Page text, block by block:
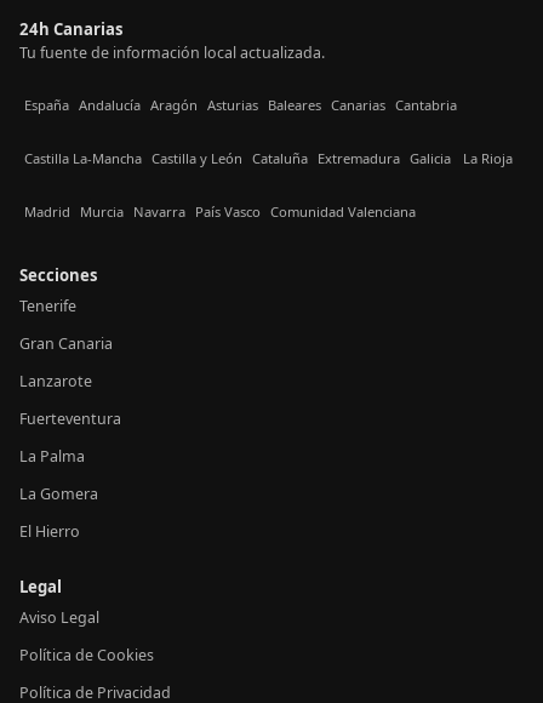
24h Canarias
Tu fuente de información local actualizada.
España Andalucía Aragón Asturias Baleares Canarias Cantabria
Castilla La-Mancha Castilla y León Cataluña Extremadura Galicia La Rioja
Madrid Murcia Navarra País Vasco Comunidad Valenciana
Secciones
Tenerife
Gran Canaria
Lanzarote
Fuerteventura
La Palma
La Gomera
El Hierro
Legal
Aviso Legal
Política de Cookies
Política de Privacidad